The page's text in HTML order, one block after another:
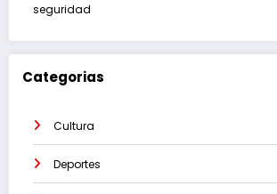
seguridad
Categorias
Cultura
Deportes